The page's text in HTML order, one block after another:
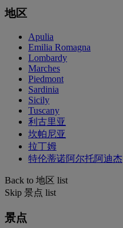
地区
Apulia
Emilia Romagna
Lombardy
Marches
Piedmont
Sardinia
Sicily
Tuscany
利古里亚
坎帕尼亚
拉丁姆
特伦蒂诺阿尔托阿迪杰
Back to 地区 list
Skip 景点 list
景点